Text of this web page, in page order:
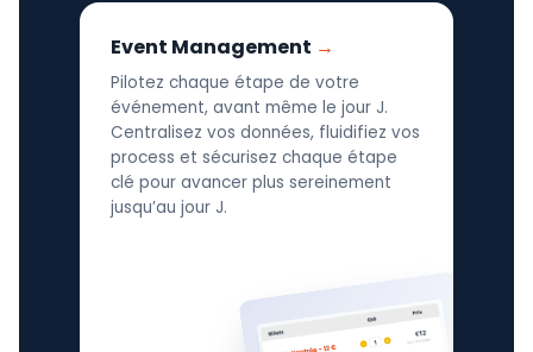
Event Management
Pilotez chaque étape de votre
événement, avant même le jour J.
Centralisez vos données, fluidifiez vos
process et sécurisez chaque étape
clé pour avancer plus sereinement
jusqu’au jour J.